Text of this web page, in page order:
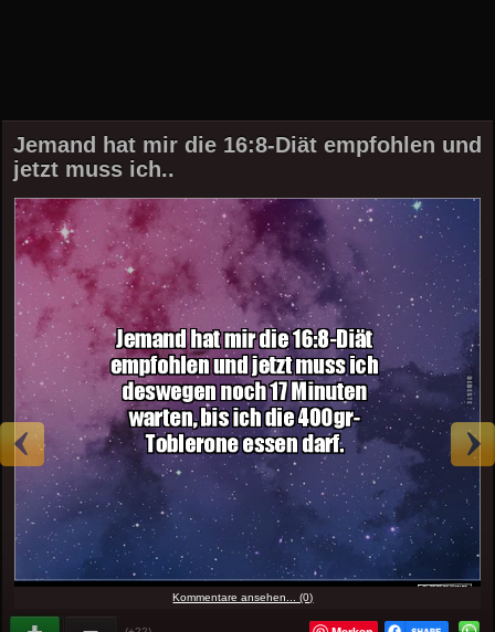
Jemand hat mir die 16:8-Diät empfohlen und
jetzt muss ich..
Kommentare ansehen... (0)